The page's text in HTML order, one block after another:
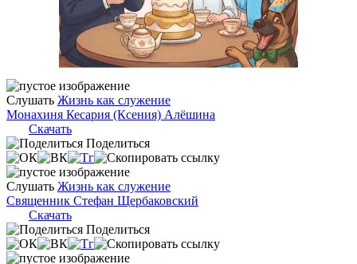
Слушать Жизнь как служение
Монахиня Кесария (Ксения) Алёшина
Скачать
Поделиться
Слушать Жизнь как служение
Священник Стефан Щербаковский
Скачать
Поделиться